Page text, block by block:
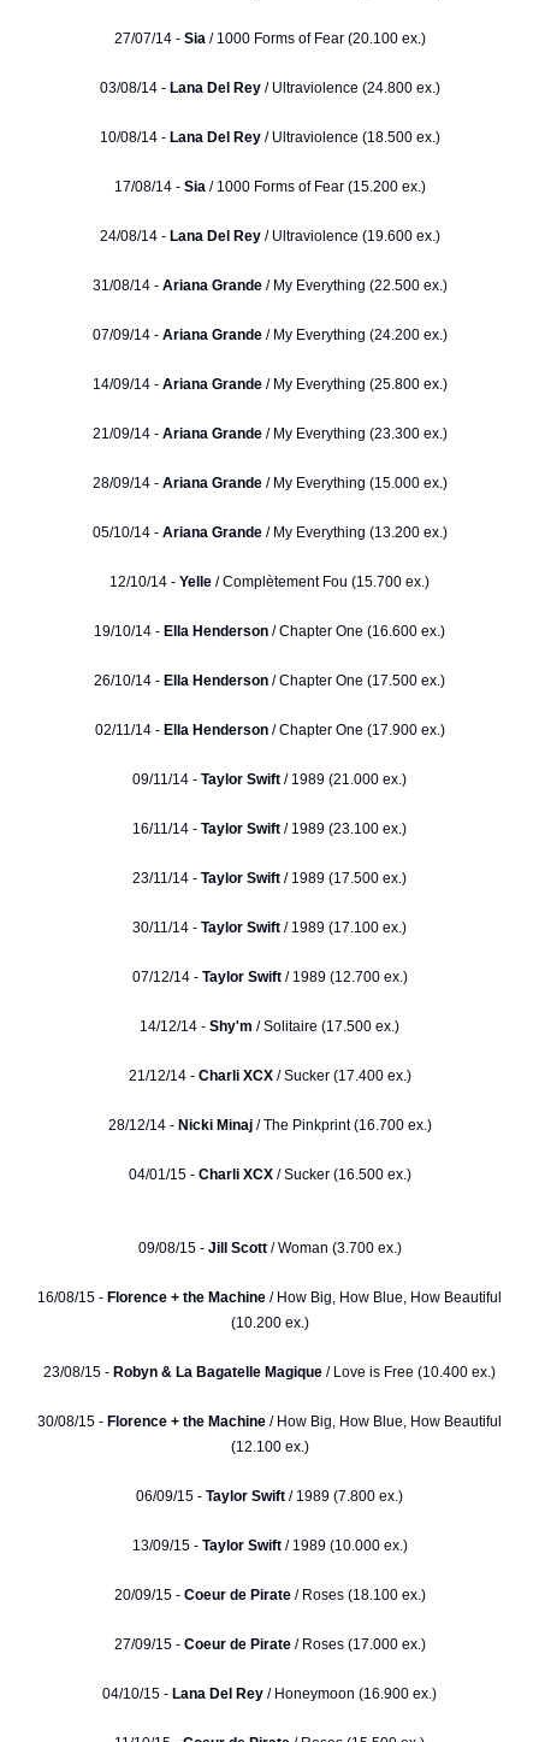
27/07/14 - Sia / 1000 Forms of Fear (20.100 ex.)
03/08/14 - Lana Del Rey / Ultraviolence (24.800 ex.)
10/08/14 - Lana Del Rey/ Ultraviolence (18.500 ex.)
17/08/14 - Sia / 1000 Forms of Fear (15.200 ex.)
24/08/14 -Lana Del Rey/ Ultraviolence (19.600 ex.)
31/08/14 - Ariana Grande/ My Everything (22.500 ex.)
07/09/14 - Ariana Grande/ My Everything (24.200 ex.)
14/09/14 - Ariana Grande/ My Everything (25.800 ex.)
21/09/14 - Ariana Grande/ My Everything (23.300 ex.)
28/09/14 - Ariana Grande/ My Everything (15.000 ex.)
05/10/14 -Ariana Grande/ My Everything (13.200 ex.)
12/10/14 - Yelle / Complètement Fou (15.700 ex.)
19/10/14 - Ella Henderson / Chapter One (16.600 ex.)
26/10/14 - Ella Henderson / Chapter One (17.500 ex.)
02/11/14 - Ella Henderson/ Chapter One (17.900 ex.)
09/11/14 - Taylor Swift / 1989 (21.000 ex.)
16/11/14 - Taylor Swift / 1989 (23.100 ex.)
23/11/14 - Taylor Swift / 1989 (17.500 ex.)
30/11/14 - Taylor Swift / 1989 (17.100 ex.)
07/12/14 - Taylor Swift/ 1989 (12.700 ex.)
14/12/14 - Shy'm / Solitaire (17.500 ex.)
21/12/14 - Charli XCX/ Sucker (17.400 ex.)
28/12/14 -Nicki Minaj/ The Pinkprint (16.700 ex.)
04/01/15 - Charli XCX/ Sucker (16.500 ex.)
09/08/15 - Jill Scott / Woman (3.700 ex.)
16/08/15 - Florence + the Machine / How Big, How Blue, How Beautiful
(10.200 ex.)
23/08/15 - Robyn & La Bagatelle Magique / Love is Free (10.400 ex.)
30/08/15 - Florence + the Machine / How Big, How Blue, How Beautiful
(12.100 ex.)
06/09/15 - Taylor Swift / 1989 (7.800 ex.)
13/09/15 - Taylor Swift / 1989 (10.000 ex.)
20/09/15 - Coeur de Pirate/ Roses (18.100 ex.)
27/09/15 - Coeur de Pirate/ Roses (17.000 ex.)
04/10/15 - Lana Del Rey / Honeymoon (16.900 ex.)